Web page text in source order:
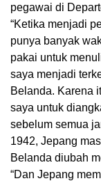
pegawai di
“Ketika menjadi
punya banyak
pakai untuk
saya menjadi
Belanda. Karena
saya untuk
sebelum semua
1942, Jepang
Belanda diubah
“Dan Jepang